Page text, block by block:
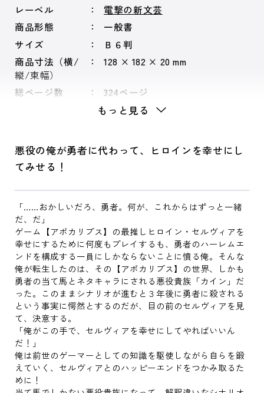
レーベル
電撃の新文芸
商品形態
一般書
サイズ
Ｂ６判
商品寸法（横/
縦/束幅）
128 × 182 × 20 mm
総ページ数 324ページ
もっと見る
悪役の俺が勇者に代わって、ヒロインを幸せにし
てみせる！
「……おかしいだろ、勇者。何が、これからはずっと一緒
だ、だ」
ゲーム【アポカリプス】の最推しヒロイン・セルヴィアを
幸せにするために何度もプレイするも、勇者のハーレムエ
ンドを構成する一員にしかならないことに憤る俺。そんな
俺が転生したのは、その【アポカリプス】の世界、しかも
勇者の当て馬とネタキャラにされる悪役貴族「カイン」だ
った。このままシナリオが進むと３年後に勇者に殺される
という事実に愕然とするのだが、目の前のセルヴィアを見
て、決意する。
「俺がこの手で、セルヴィアを幸せにしてやればいいん
だ！」
俺は前世のゲーマーとしての知識を駆使しながら自らを鍛
えていく、セルヴィアとのハッピーエンドをつかみ取るた
めに！